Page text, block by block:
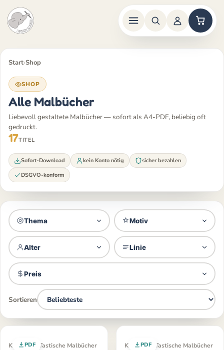
Inhalt
Start›Shop
SHOP
Alle Malbücher
Liebevoll gestaltete Malbücher — sofort als A4-PDF, beliebig oft
gedruckt.
17TITEL
Sofort-Download kein Konto nötig
sicher bezahlen
DSGVO-konform
Thema Motiv
Alter Linie
Preis
Sortieren
PDF
Klassiker · Tastische Malbücher PDF
Klassiker · Tastische Malbücher